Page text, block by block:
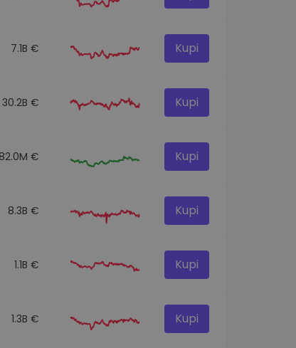
7.1B € Kupi
30.2B € Kupi
€ Kupi
8.3B € Kupi
1.1B € Kupi
1.3B € Kupi